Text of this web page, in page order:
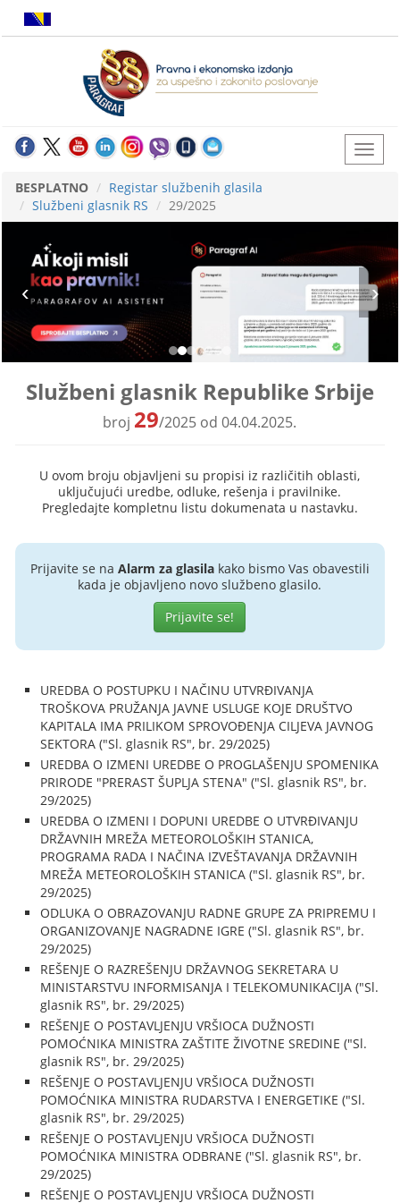
BESPLATNO
Registar službenih glasila
Službeni glasnik RS
29/2025
Službeni glasnik Republike Srbije
broj 29/2025 od 04.04.2025.
U ovom broju objavljeni su propisi iz različitih oblasti,
uključujući uredbe, odluke, rešenja i pravilnike.
Pregledajte kompletnu listu dokumenata u nastavku.
Prijavite se na Alarm za glasilakako bismo Vas obavestili
kada je objavljeno novo službeno glasilo.
Prijavite se!
UREDBA O POSTUPKU I NAČINU UTVRĐIVANJA
TROŠKOVA PRUŽANJA JAVNE USLUGE KOJE DRUŠTVO
KAPITALA IMA PRILIKOM SPROVOĐENJA CILJEVA JAVNOG
SEKTORA ("Sl. glasnik RS", br. 29/2025)
UREDBA O IZMENI UREDBE O PROGLAŠENJU SPOMENIKA
PRIRODE "PRERAST ŠUPLJA STENA" ("Sl. glasnik RS", br.
29/2025)
UREDBA O IZMENI I DOPUNI UREDBE O UTVRĐIVANJU
DRŽAVNIH MREŽA METEOROLOŠKIH STANICA,
PROGRAMA RADA I NAČINA IZVEŠTAVANJA DRŽAVNIH
MREŽA METEOROLOŠKIH STANICA ("Sl. glasnik RS", br.
29/2025)
ODLUKA O OBRAZOVANJU RADNE GRUPE ZA PRIPREMU I
ORGANIZOVANJE NAGRADNE IGRE ("Sl. glasnik RS", br.
29/2025)
REŠENJE O RAZREŠENJU DRŽAVNOG SEKRETARA U
MINISTARSTVU INFORMISANJA I TELEKOMUNIKACIJA ("Sl.
glasnik RS", br. 29/2025)
REŠENJE O POSTAVLJENJU VRŠIOCA DUŽNOSTI
POMOĆNIKA MINISTRA ZAŠTITE ŽIVOTNE SREDINE ("Sl.
glasnik RS", br. 29/2025)
REŠENJE O POSTAVLJENJU VRŠIOCA DUŽNOSTI
POMOĆNIKA MINISTRA RUDARSTVA I ENERGETIKE ("Sl.
glasnik RS", br. 29/2025)
REŠENJE O POSTAVLJENJU VRŠIOCA DUŽNOSTI
POMOĆNIKA MINISTRA ODBRANE ("Sl. glasnik RS", br.
29/2025)
REŠENJE O POSTAVLJENJU VRŠIOCA DUŽNOSTI